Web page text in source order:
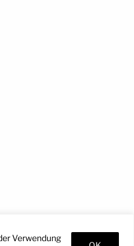
Verwendung